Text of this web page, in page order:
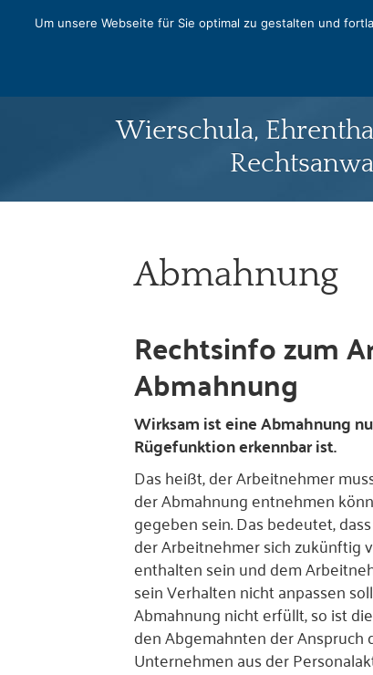
0331 -
Norbert
Wierschula,
Abmahnung
Rechtsinfo zum
Abmahnung
Wirksam ist eine Abmahnung
Rügefunktion erkennbar ist.
Das heißt, der Arbeitnehmer
der Abmahnung entnehmen
gegeben sein. Das bedeutet,
der Arbeitnehmer sich zukünftig
enthalten sein und dem
sein Verhalten nicht anpassen
Abmahnung nicht erfüllt, so ist
den Abgemahnten der Anspruch
Unternehmen aus der
Um unsere Webseite für Sie optimal zu gestalten und